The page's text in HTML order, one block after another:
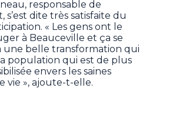
responsable de
s’est dite très satisfaite du
« Les gens ont le
à Beauceville et ça se
une belle transformation qui
population qui est de plus
envers les saines
vie », ajoute-t-elle.